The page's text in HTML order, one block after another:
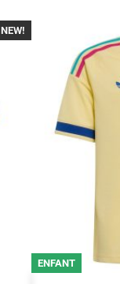
-40%
NEW!
ENFANT